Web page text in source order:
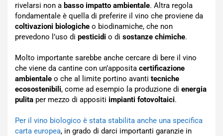
rivelarsi non a basso impatto ambientale. Altra regola
fondamentale è quella di preferire il vino che proviene da
coltivazioni biologiche o biodinamiche, che non
prevedono l’uso di pesticidi o di sostanze chimiche.
Molto importante sarebbe anche cercare di bere il vino
che viene da cantine con un’apposita certificazione
ambientale o che al limite portino avanti tecniche
ecosostenibili, come ad esempio la produzione di energia
pulita per mezzo di appositi impianti fotovoltaici.
Per il vino biologico è stata stabilita anche una specifica
carta europea, in grado di darci importanti garanzie in